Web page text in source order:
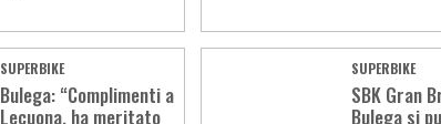
SUPERBIKE
Bulega: “Complimenti a
Lecuona, ha meritato
SUPERBIKE
SBK Gran
Bulega si